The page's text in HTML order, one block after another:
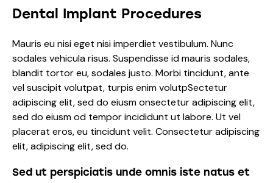
Dental Implant Procedures
Mauris eu nisi eget nisi imperdiet vestibulum. Nunc
sodales vehicula risus. Suspendisse id mauris sodales,
blandit tortor eu, sodales justo. Morbi tincidunt, ante
vel suscipit volutpat, turpis enim volutpSectetur
adipiscing elit, sed do eiusm onsectetur adipiscing elit,
sed do eiusm od tempor incididunt ut labore. Ut vel
placerat eros, eu tincidunt velit. Consectetur adipiscing
elit, adipiscing elit, sed do.
Sed ut perspiciatis unde omnis iste natus et